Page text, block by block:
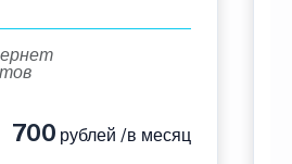
700 рублей /в месяц